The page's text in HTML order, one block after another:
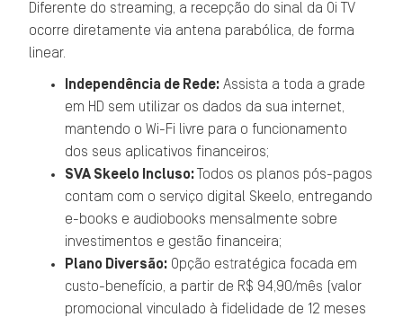
Diferente do streaming, a recepção do sinal da Oi TV
ocorre diretamente via antena parabólica, de forma
linear.
Independência de Rede: Assista a toda a grade
em HD sem utilizar os dados da sua internet,
mantendo o Wi-Fi livre para o funcionamento
dos seus aplicativos financeiros;
SVA Skeelo Incluso:
Todos os planos pós-pagos
contam com o serviço digital Skeelo, entregando
e-books e audiobooks mensalmente sobre
investimentos e gestão financeira;
Plano Diversão: Opção estratégica focada em
custo-benefício, a partir de R$ 94,90/mês (valor
promocional vinculado à fidelidade de 12 meses